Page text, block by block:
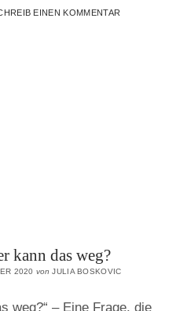
EINEN KOMMENTAR
kann das weg?
2020von JULIA BOSKOVIC
weg?“ – Eine Frage, die